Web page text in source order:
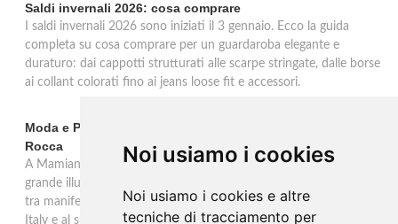
Noi usiamo i cookies
Noi usiamo i cookies e altre
tecniche di tracciamento per
Saldi invernali 2026: cosa comprare
I saldi invernali 2026 sono iniziati il 3 gennaio. Ecco la guida
completa su cosa comprare per un guardaroba elegante e
duraturo: dai cappotti strutturati alle scarpe stringate, dalle borse
ai collant colorati fino ai jeans loose fit e accessori.
Moda e Pubblicità 1950-2000 alla Fondazione Magnani-
Rocca
A Mamiano di Traversetolo la mostra ripercorre l'eredità della
grande illustrazione di moda e della pubblicità in Italia 1950-2000,
tra manifesti, schizzi e icone che hanno dato forma al Made in
Italy e al suo immaginario visivo.